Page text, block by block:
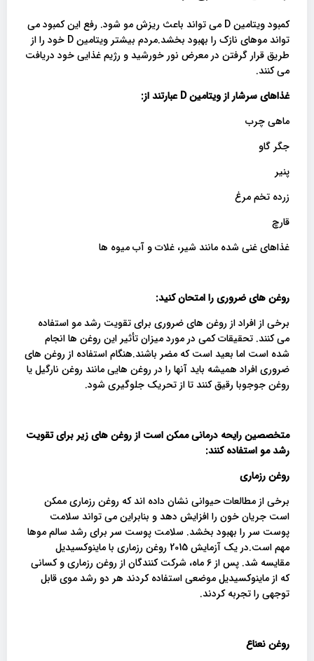
کمبود ویتامین D می تواند باعث ریزش مو شود. رفع این کمبود می
تواند موهای نازک را بهبود بخشد.مردم بیشتر ویتامین D خود را از
طریق قرار گرفتن در معرض نور خورشید و رژیم غذایی خود دریافت
می کنند.
غذاهای سرشار از ویتامینD عبارتند از:
ماهی چرب
جگر گاو
پنیر
زرده تخم مرغ
قارچ
غذاهای غنی شده مانند شیر، غلات و آب میوه ها
روغن های ضروری را امتحان کنید:
برخی از افراد از روغن های ضروری برای تقویت رشد مو استفاده
می کنند. تحقیقات کمی در مورد میزان تأثیر این روغن ها انجام
شده است اما بعید است که مضر باشند.هنگام استفاده از روغن های
ضروری افراد همیشه باید آنها را در روغن هایی مانند روغن نارگیل یا
روغن جوجوبا رقیق کنند تا از تحریک جلوگیری شود.
متخصصین رایحه درمانی ممکن است از روغن های زیر برای تقویت
رشد مو استفاده کنند:
روغن رزماری
برخی از مطالعات حیوانی نشان داده اند که روغن رزماری ممکن
است جریان خون را افزایش دهد و بنابراین می تواند سلامت
پوست سر را بهبود بخشد. سلامت پوست سر برای رشد سالم موها
مهم است.در یک آزمایش 2015 روغن رزماری با ماینوکسیدیل
مقایسه شد. پس از 6 ماه، شرکت کنندگان از روغن رزماری و کسانی
که از ماینوکسیدیل موضعی استفاده کردند هر دو رشد موی قابل
توجهی را تجربه کردند.
روغن نعناع